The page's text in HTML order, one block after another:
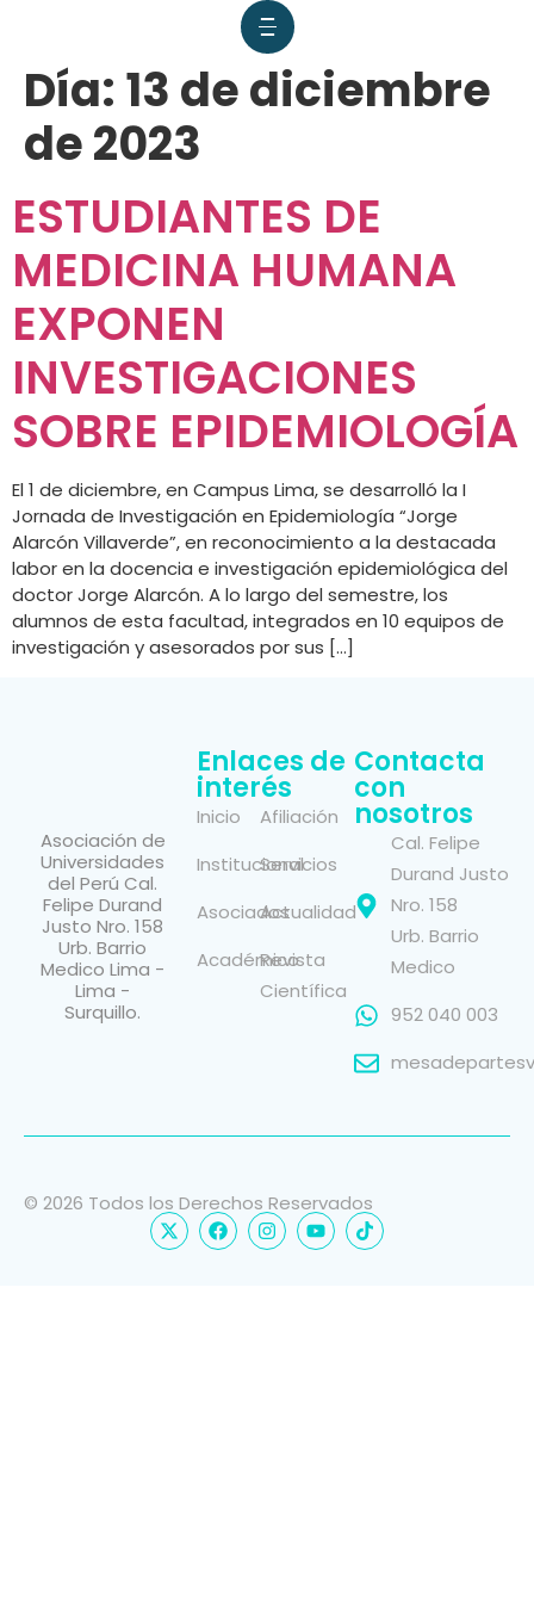
Día: 13 de diciembre
de 2023
ESTUDIANTES DE
MEDICINA HUMANA
EXPONEN
INVESTIGACIONES
SOBRE EPIDEMIOLOGÍA
El 1 de diciembre, en Campus Lima, se desarrolló la I
Jornada de Investigación en Epidemiología “Jorge
Alarcón Villaverde”, en reconocimiento a la destacada
labor en la docencia e investigación epidemiológica del
doctor Jorge Alarcón. A lo largo del semestre, los
alumnos de esta facultad, integrados en 10 equipos de
investigación y asesorados por sus […]
Asociación de
Universidades
del Perú Cal.
Felipe Durand
Justo Nro. 158
Urb. Barrio
Medico Lima -
Lima -
Surquillo.
Enlaces de
interés
Inicio
Institucional
Asociados
Académico
Afiliación
Servicios
Actualidad
Revista
Científica
Contacta
con
nosotros
Cal. Felipe
Durand Justo
Nro. 158
Urb. Barrio
Medico
952 040 003
© 2026 Todos los Derechos Reservados